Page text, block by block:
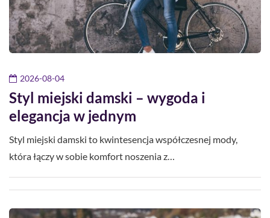
2026-08-04
Styl miejski damski – wygoda i
elegancja w jednym
Styl miejski damski to kwintesencja współczesnej mody,
która łączy w sobie komfort noszenia z…